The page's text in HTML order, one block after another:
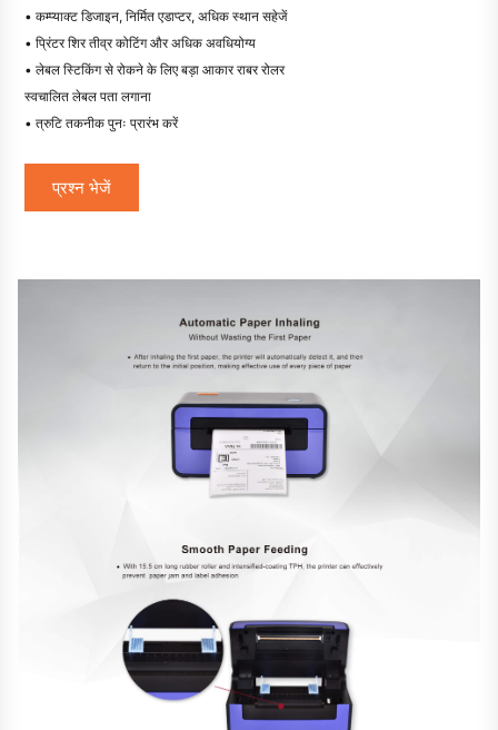
• कम्प्याक्ट डिजाइन, निर्मित एडाप्टर, अधिक स्थान सहेजें
• प्रिंटर शिर तीव्र कोटिंग और अधिक अवधियोग्य
• लेबल स्टिकिंग से रोकने के लिए बड़ा आकार राबर रोलर
स्वचालित लेबल पता लगाना
• त्रुटि तकनीक पुनः प्रारंभ करें
प्रश्न भेजें